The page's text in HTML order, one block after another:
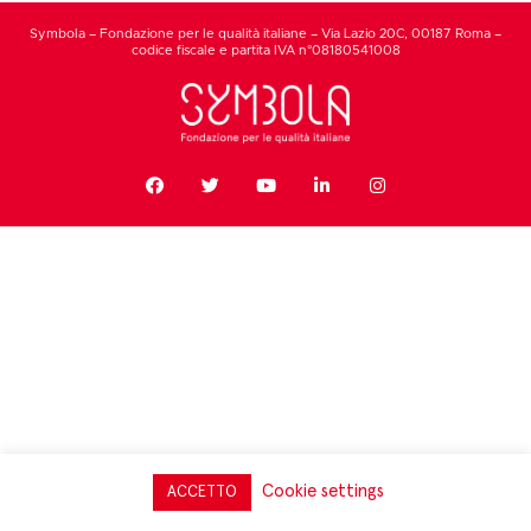
Symbola – Fondazione per le qualità italiane – Via Lazio 20C, 00187 Roma –
codice fiscale e partita IVA n°08180541008
ACCETTO Cookie settings